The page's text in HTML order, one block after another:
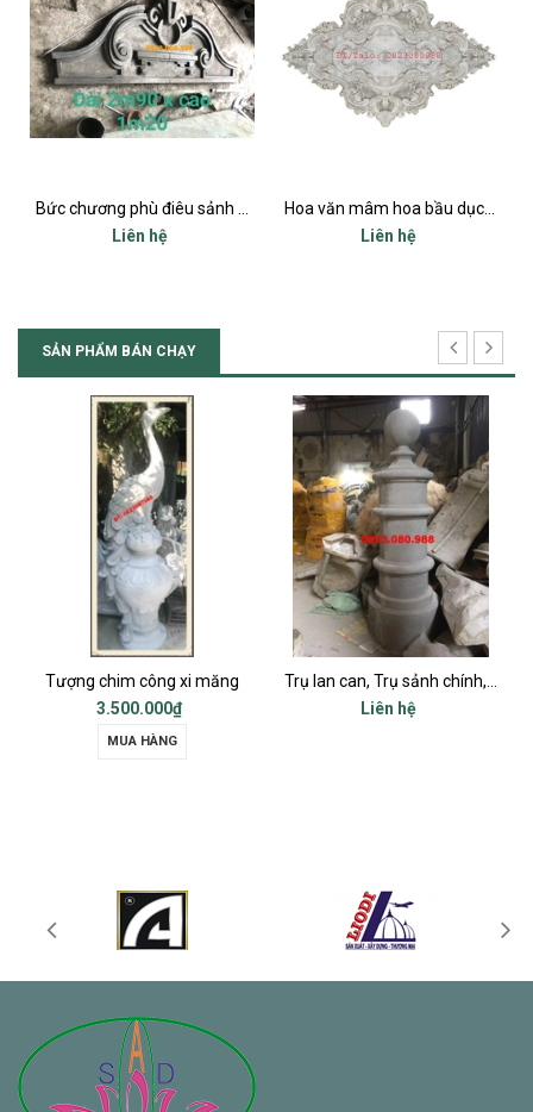
Liên hệ
Liên hệ
SẢN PHẨM BÁN CHẠY
Tượng chim công xi măng
3.500.000₫
MUA HÀNG
Liên hệ